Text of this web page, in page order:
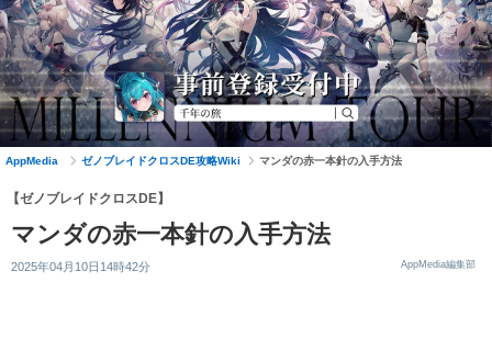
AppMedia ゼノブレイドクロスDE攻略Wiki マンダの赤一本針の入手方法
【ゼノブレイドクロスDE】
マンダの赤一本針の入手方法
2025年04月10日14時42分 AppMedia編集部